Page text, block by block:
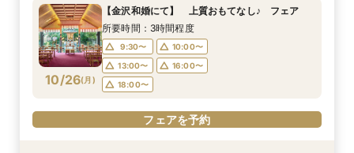
10/25(日)
16:00〜
18:00〜
フェアを予約
10/25(日)
9:30〜
10:00〜
13:00〜
16:00〜
18:00〜
フェアを予約
10/25(日)
13:00〜
16:00〜
18:00〜
フェアを予約
10/26(月)
【金沢和婚にて】 上質おもてなし♪ フェア
所要時間：3時間程度
9:30〜
10:00〜
13:00〜
16:00〜
18:00〜
フェアを予約